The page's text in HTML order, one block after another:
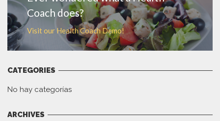
Coach does?
Visit our Health Coach Demo!
CATEGORIES
No hay categorías
ARCHIVES